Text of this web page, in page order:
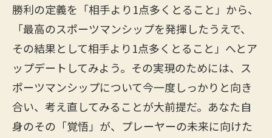
勝利の定義を「相手より1点多くとること」から、
「最高のスポーツマンシップを発揮したうえで、
その結果として相手より1点多くとること」へとア
ップデートしてみよう。その実現のためには、ス
ポーツマンシップについて今一度しっかりと向き
合い、考え直してみることが大前提だ。あなた自
身のその「覚悟」が、プレーヤーの未来に向けた